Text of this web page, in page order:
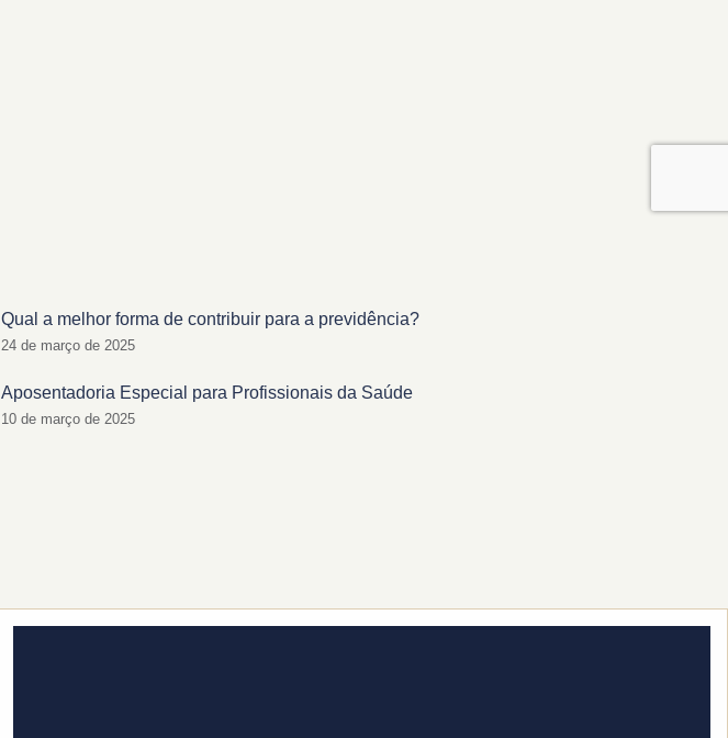
Qual a melhor forma de contribuir para a previdência?
24 de março de 2025
Aposentadoria Especial para Profissionais da Saúde
10 de março de 2025